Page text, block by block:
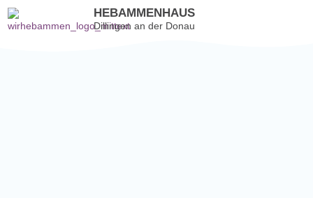
HEBAMMENHAUS
Dillingen an der Donau